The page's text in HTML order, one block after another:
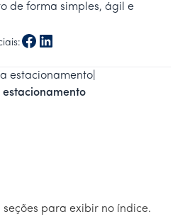
de forma simples, ágil e
estacionamento
estacionamento
seções para exibir no índice.